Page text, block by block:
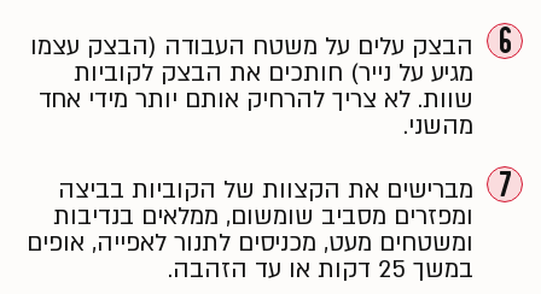
6
הבצק עלים על משטח העבודה (הבצק עצמו
מגיע על נייר) חותכים את הבצק לקוביות
שוות. לא צריך להרחיק אותם יותר מידי אחד
מהשני.
7
מברישים את הקצוות של הקוביות בביצה
ומפזרים מסביב שומשום, ממלאים בנדיבות
ומשטחים מעט, מכניסים לתנור לאפייה, אופים
במשך 25 דקות או עד הזהבה.